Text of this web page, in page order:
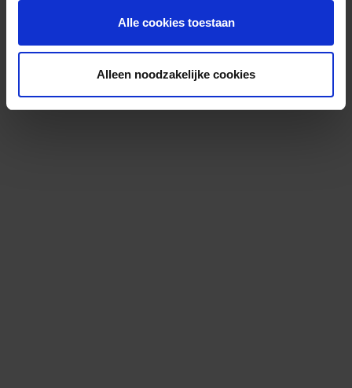
Alle cookies toestaan
Alleen noodzakelijke cookies